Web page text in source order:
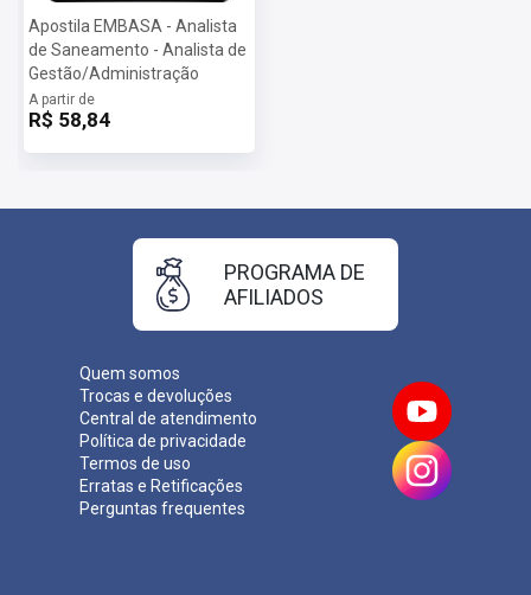
Apostila EMBASA - Analista
de Saneamento - Analista de
Gestão/Administração
A partir de
R$ 58,84
Quem somos
Trocas e devoluções
Central de atendimento
Política de privacidade
Termos de uso
Erratas e Retificações
Perguntas frequentes
PROGRAMA DE
AFILIADOS